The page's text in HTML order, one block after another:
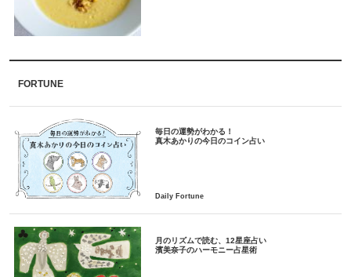
FORTUNE
毎日の運勢がわかる！
月のリズムで読む、12星座占い